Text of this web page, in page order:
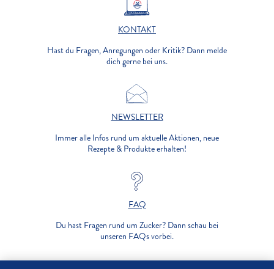
KONTAKT
Hast du Fragen, Anregungen oder Kritik? Dann melde
dich gerne bei uns.
NEWSLETTER
Immer alle Infos rund um aktuelle Aktionen, neue
Rezepte & Produkte erhalten!
FAQ
Du hast Fragen rund um Zucker? Dann schau bei
unseren FAQs vorbei.